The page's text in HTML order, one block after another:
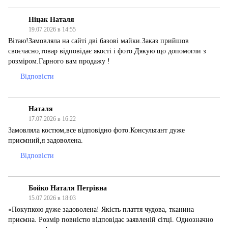
Ніцак Наталя
19.07.2026 в 14:55
Вітаю!Замовляла на сайті дві базові майки.Заказ прийшов
своєчасно,товар відповідає якості і фото.Дякую що допомогли з
розміром.Гарного вам продажу !
Відповісти
Наталя
17.07.2026 в 16:22
Замовляла костюм,все відповідно фото.Консультант дуже
приємний,я задоволена.
Відповісти
Бойко Наталя Петрівна
15.07.2026 в 18:03
«Покупкою дуже задоволена! Якість плаття чудова, тканина
приємна. Розмір повністю відповідає заявленій сітці. Однозначно